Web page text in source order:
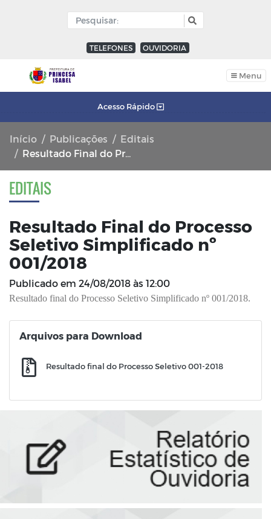
TELEFONES OUVIDORIA
Menu
Acesso Rápido
Início Publicações
Editais
Resultado Final do Processo Seletivo Simplificado nº 001/2018
EDITAIS
Resultado Final do Processo
Seletivo Simplificado nº
001/2018
Publicado em 24/08/2018 às 12:00
Resultado final do Processo Seletivo Simplificado nº 001/2018.
Arquivos para Download
Resultado final do Processo Seletivo 001-2018